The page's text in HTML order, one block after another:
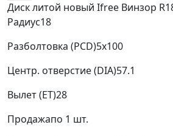
Диск литой новый Ifree Винзор
Радиус18
Разболтовка (PCD)5x100
Центр. отверстие (DIA)57.1
Вылет (ET)28
Продажапо 1 шт.